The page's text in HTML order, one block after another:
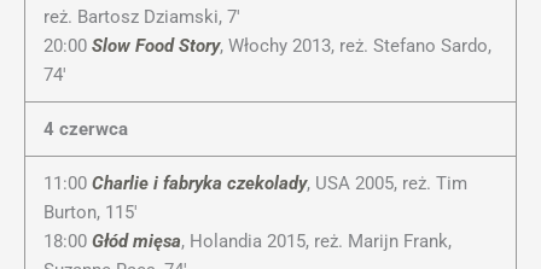
reż. Bartosz Dziamski, 7′
20:00 Slow Food Story, Włochy 2013, reż. Stefano Sardo,
74′
4 czerwca
11:00 Charlie i fabryka czekolady, USA 2005, reż. Tim
Burton, 115′
18:00 Głód mięsa, Holandia 2015, reż. Marijn Frank,